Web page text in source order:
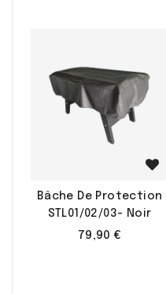
Bâche De Protection
STL01/02/03- Noir
79,90 €